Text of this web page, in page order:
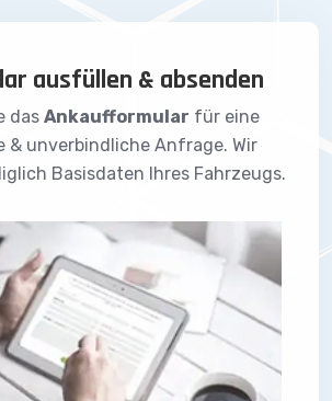
ausfüllen & absenden
das Ankaufformular für eine
& unverbindliche Anfrage. Wir
Basisdaten Ihres Fahrzeugs.